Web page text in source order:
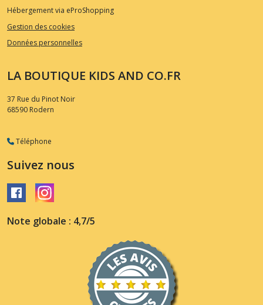
Hébergement via eProShopping
Gestion des cookies
Données personnelles
LA BOUTIQUE KIDS AND CO.FR
37 Rue du Pinot Noir
68590 Rodern
Téléphone
Suivez nous
Note globale : 4,7/5